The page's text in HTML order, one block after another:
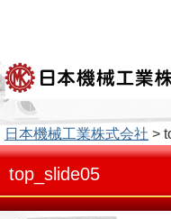
索
日本機械工業株式会社 >
top_slide05